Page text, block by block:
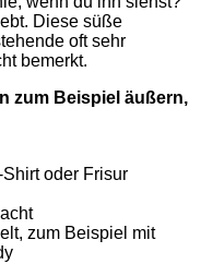
Diese süße
oft sehr
bemerkt.
zum Beispiel äußern,
oder Frisur
zum Beispiel mit